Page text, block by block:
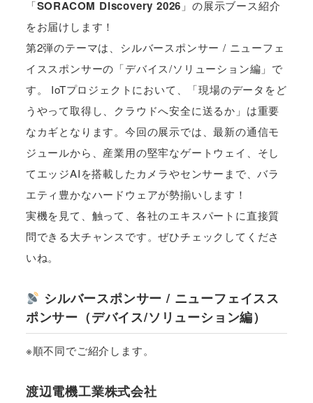
「SORACOM Discovery 2026 」の展示ブース紹介
をお届けします！
第2弾のテーマは、シルバースポンサー / ニューフェ
イススポンサーの「デバイス/ソリューション編」で
す。 IoTプロジェクトにおいて、「現場のデータをど
うやって取得し、クラウドへ安全に送るか」は重要
なカギとなります。今回の展示では、最新の通信モ
ジュールから、産業用の堅牢なゲートウェイ、そし
てエッジAIを搭載したカメラやセンサーまで、バラ
エティ豊かなハードウェアが勢揃いします！
実機を見て、触って、各社のエキスパートに直接質
問できる大チャンスです。ぜひチェックしてくださ
いね。
シルバースポンサー / ニューフェイスス
ポンサー（デバイス/ソリューション編）
※順不同でご紹介します。
渡辺電機工業株式会社